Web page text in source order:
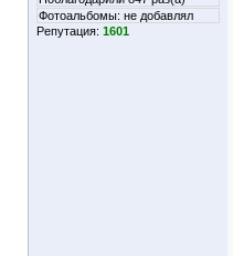
Фотоальбомы: не добавлял
Репутация: 1601